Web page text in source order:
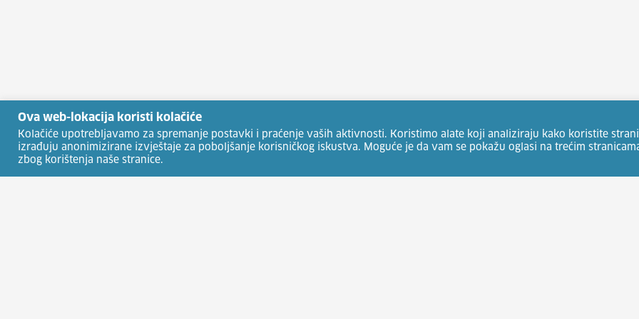
Ova web-lokacija koristi kolačiće
Kolačiće upotrebljavamo za spremanje postavki i praćenje vaših aktivnosti. Koristimo alate koji analiziraju kako koristite
izrađuju anonimizirane izvještaje za poboljšanje korisničkog iskustva. Moguće je da vam se pokažu oglasi na trećim
zbog korištenja naše stranice.